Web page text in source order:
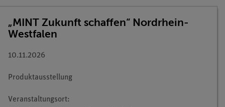
„MINT Zukunft schaffen“ Nordrhein-
Westfalen
10.11.2026
Produktausstellung
Veranstaltungsort: